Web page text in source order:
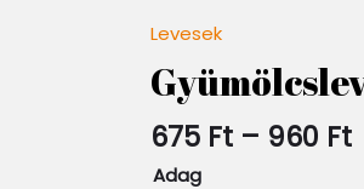
Levesek
675 Ft – 960 Ft
-
Adag